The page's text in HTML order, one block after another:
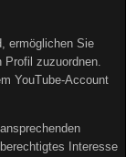
ermöglichen Sie
zuzuordnen.
YouTube-Account
Interesse